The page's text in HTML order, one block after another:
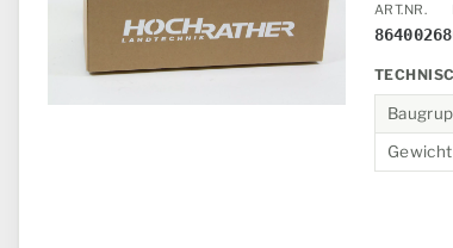
ART.NR.
86400268
Gewicht